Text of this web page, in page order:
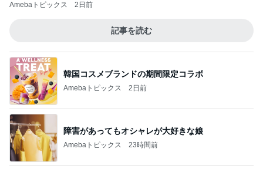
Amebaトピックス 2日前
記事を読む
韓国コスメブランドの期間限定コラボ
Amebaトピックス 2日前
障害があってもオシャレが大好きな娘
Amebaトピックス 23時間前